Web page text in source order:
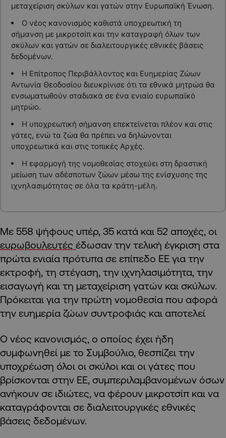
μεταχείριση σκύλων και γατών στην Ευρωπαϊκή Ένωση.
Ο νέος κανονισμός καθιστά υποχρεωτική τη
σήμανση με μικροτσίπ και την καταγραφή όλων των
σκύλων και γατών σε διαλειτουργικές εθνικές βάσεις
δεδομένων.
Η Επίτροπος Περιβάλλοντος και Ευημερίας Ζώων
Αντωνία Θεοδοσίου διευκρίνισε ότι τα εθνικά μητρώα θα
ενσωματωθούν σταδιακά σε ένα ενιαίο ευρωπαϊκό
μητρώο.
Η υποχρεωτική σήμανση επεκτείνεται πλέον και στις
γάτες, ενώ τα ζώα θα πρέπει να δηλώνονται
υποχρεωτικά και στις τοπικές Αρχές.
Η εφαρμογή της νομοθεσίας στοχεύει στη δραστική
μείωση των αδέσποτων ζώων μέσω της ενίσχυσης της
ιχνηλασιμότητας σε όλα τα κράτη-μέλη.
Με 558 ψήφους υπέρ, 35 κατά και 52 αποχές, οι
ευρωβουλευτές έδωσαν την τελική έγκριση στα
πρώτα ενιαία πρότυπα σε επίπεδο ΕΕ για την
εκτροφή, τη στέγαση, την ιχνηλασιμότητα, την
εισαγωγή και τη μεταχείριση γατών και σκύλων.
Πρόκειται για την πρώτη νομοθεσία που αφορά
την ευημερία ζώων συντροφιάς και αποτελεί
Ο νέος κανονισμός, ο οποίος έχει ήδη
συμφωνηθεί με το Συμβούλιο, θεσπίζει την
υποχρέωση όλοι οι σκύλοι και οι γάτες που
βρίσκονται στην ΕΕ, συμπεριλαμβανομένων όσων
ανήκουν σε ιδιώτες, να φέρουν μικροτσίπ και να
καταγράφονται σε διαλειτουργικές εθνικές
βάσεις δεδομένων.